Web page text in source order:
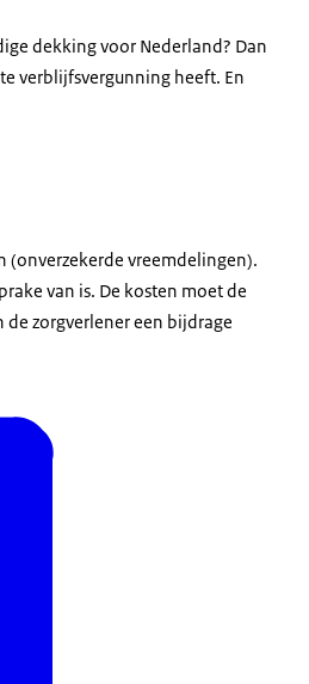
dekking voor Nederland? Dan
verblijfsvergunning heeft. En
(onverzekerde vreemdelingen).
van is. De kosten moet de
zorgverlener een bijdrage